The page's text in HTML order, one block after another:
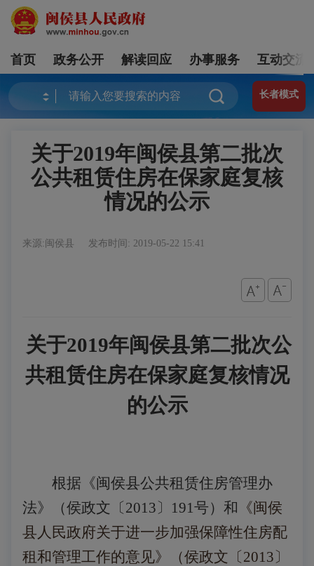
首页 政务公开 解读回应 办事服务 互动交流
长者模式
关于2019年闽侯县第二批次
公共租赁住房在保家庭复核
情况的公示
来源:闽侯县 发布时间: 2019-05-22 15:41
关于2019年闽侯县第二批次公
共租赁住房在保家庭复核情况
的公示
根据《闽侯县公共租赁住房管理办
法》（侯政文〔2013〕191号）和 《闽侯
县人民政府关于进一步加强保障性住房配
租和管理工作的意见》（侯政文〔2013〕